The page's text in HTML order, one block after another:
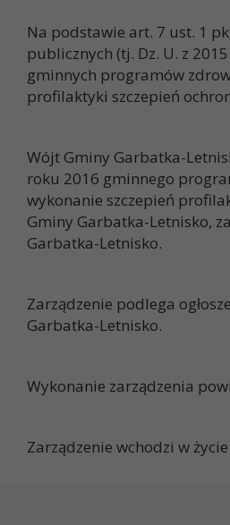
Na podstawie art. 7 ust. 1
publicznych (tj. Dz. U. z
gminnych programów
profilaktyki szczepień
Wójt Gminy Garbatka-
roku 2016 gminnego
wykonanie szczepień
Gminy Garbatka-Letnisko,
Garbatka-Letnisko.
Zarządzenie podlega
Garbatka-Letnisko.
Wykonanie zarządzenia
Zarządzenie